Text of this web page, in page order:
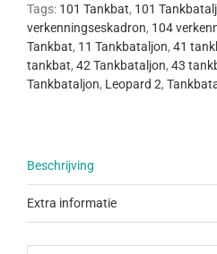
Tags: 101 Tankbat, 101
verkenningseskadron, 104
Tankbat, 11 Tankbataljon, 41
tankbat, 42 Tankbataljon, 43
Tankbataljon, Leopard 2,
Beschrijving
Extra informatie